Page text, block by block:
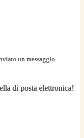
un messaggio
di posta elettronica!